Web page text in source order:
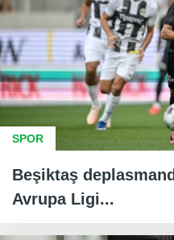
SPOR
Beşiktaş
Avrupa Ligi...